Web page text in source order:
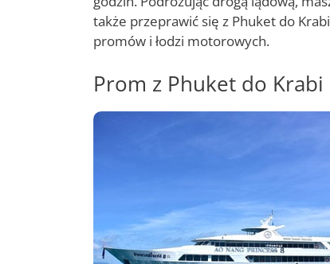
także przeprawić się z Phuket do
promów i łodzi motorowych.
Prom z Phuket do Krabi